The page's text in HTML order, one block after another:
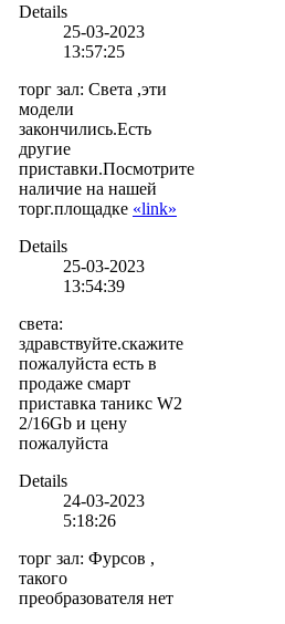
Details
25-03-2023
13:57:25
торг зал: Света ,эти
модели
закончились.Есть
другие
приставки.Посмотрите
наличие на нашей
торг.площадке «link»
Details
25-03-2023
13:54:39
света:
здравствуйте.скажите
пожалуйста есть в
продаже смарт
приставка таникс W2
2/16Gb и цену
пожалуйста
Details
24-03-2023
5:18:26
торг зал: Фурсов ,
такого
преобразователя нет